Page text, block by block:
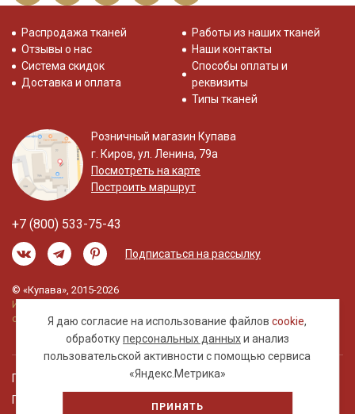
Я даю согласие на использование файловcookie,
обработкуперсональных данныхи анализ
пользовательской активности с помощью сервиса
«Яндекс.Метрика»
ПРИНЯТЬ
Распродажа тканей
Отзывы о нас
Система скидок
Доставка и оплата
Работы из наших тканей
Наши контакты
Способы оплаты и
реквизиты
Типы тканей
Розничный магазин Купава
г. Киров, ул. Ленина, 79а
Посмотреть на карте
Построить маршрут
+7 (800) 533-75-43
Подписаться на рассылку
© «Купава», 2015-2026
Информация на сайте не является публичной
офертой.
Правовая информация
Политика обработки персональных данных